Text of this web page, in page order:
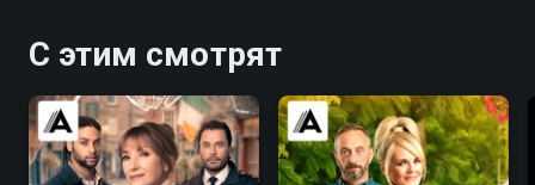
С этим смотрят